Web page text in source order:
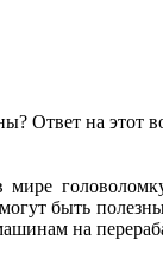
Ответ на этот
быть
на